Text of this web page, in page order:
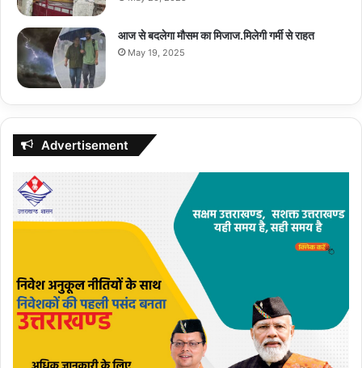
आज से बदलेगा मौसम का मिजाज.मिलेगी गर्मी से राहत
May 19, 2025
Advertisement